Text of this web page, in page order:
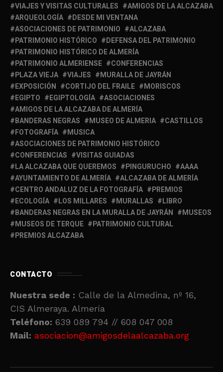
VIAJES Y VISITAS CULTURALES
AMIGOS DE LA ALCAZABA
ARQUEOLOGÍA
DESDE MI VENTANA
ASOCIACIONES DE PATRIMONIO
ALCAZABA
PATRIMONIO HISTÓRICO
DEFENSA DEL PATRIMONIO
PATRIMONIO HISTÓRICO DE ALMERÍA
PATRIMONIO ALMERIENSE
CONFERENCIAS
PLAZA VIEJA
VIAJES
MURALLA DE JAYRÁN
EXPOSICIÓN
CORTIJO DEL FRAILE
MORISCOS
EGIPTO
EGIPTOLOGÍA
ASOCIACIONES
AMIGOS DE LA ALCAZABA DE ALMERÍA
BANDERAS NEGRAS
MUSEO DE ALMERIA
CASTILLOS
FOTOGRAFÍA
MUSICA
ASOCIACIONES DE PATRIMONIO HISTÓRICO
CONFERENCIAS
VISITAS GUIADAS
LA ALCAZABA QUE QUEREMOS
PINGURUCHO
AAAA
AYUNTAMIENTO DE ALMERÍA
ALCAZABA DE ALMERÍA
CENTRO ANDALUZ DE LA FOTOGRAFÍA
PREMIOS
ECOLOGÍA
LOS MILLARES MURALLAS
LIBRO
BANDERAS NEGRAS EN LA MURALLA DE JAYRÁN
MUSEOS
MUSEOS DE TERQUE
PATRIMONIO CULTURAL
PREMIOS ALCAZABA
CONTACTO
Nuestra sede : Calle de la Almedina, nº 16,
CIS Almeraya. Almería
Teléfono: 639 089 794 // 608 047 008
Mail: asociacion@amigosdelaalcazaba.org